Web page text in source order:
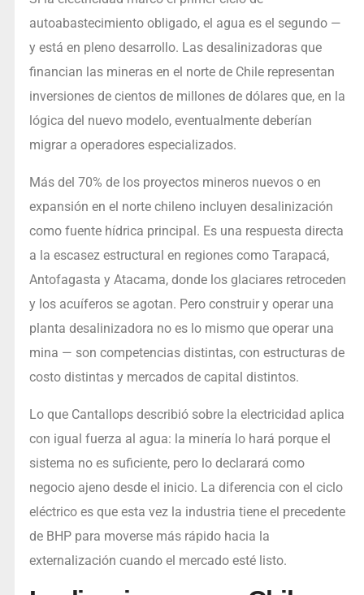
autoabastecimiento obligado, el agua es el segundo —
y está en pleno desarrollo. Las desalinizadoras que
financian las mineras en el norte de Chile representan
inversiones de cientos de millones de dólares que, en la
lógica del nuevo modelo, eventualmente deberían
migrar a operadores especializados.
Más del 70% de los proyectos mineros nuevos o en
expansión en el norte chileno incluyen desalinización
como fuente hídrica principal. Es una respuesta directa
a la escasez estructural en regiones como Tarapacá,
Antofagasta y Atacama, donde los glaciares retroceden
y los acuíferos se agotan. Pero construir y operar una
planta desalinizadora no es lo mismo que operar una
mina — son competencias distintas, con estructuras de
costo distintas y mercados de capital distintos.
Lo que Cantallops describió sobre la electricidad aplica
con igual fuerza al agua: la minería lo hará porque el
sistema no es suficiente, pero lo declarará como
negocio ajeno desde el inicio. La diferencia con el ciclo
eléctrico es que esta vez la industria tiene el precedente
de BHP para moverse más rápido hacia la
externalización cuando el mercado esté listo.